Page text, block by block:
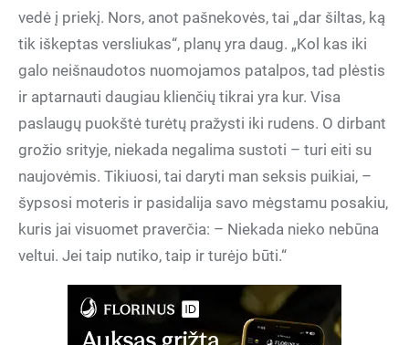
vedė į priekį. Nors, anot pašnekovės, tai „dar šiltas, ką
tik iškeptas versliukas“, planų yra daug. „Kol kas iki
galo neišnaudotos nuomojamos patalpos, tad plėstis
ir aptarnauti daugiau klienčių tikrai yra kur. Visa
paslaugų puokštė turėtų pražysti iki rudens. O dirbant
grožio srityje, niekada negalima sustoti – turi eiti su
naujovėmis. Tikiuosi, tai daryti man seksis puikiai, –
šypsosi moteris ir pasidalija savo mėgstamu posakiu,
kuris jai visuomet praverčia: – Niekada nieko nebūna
veltui. Jei taip nutiko, taip ir turėjo būti.“